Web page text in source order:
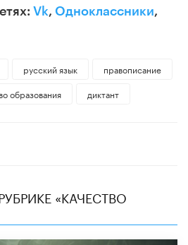
Vk, Одноклассники,
русский язык
правописание
образования диктант
«КАЧЕСТВО